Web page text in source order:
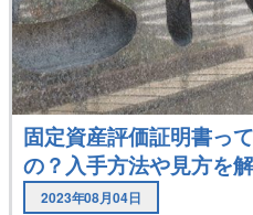
固定資産評価証明書っ
の？入手方法や見方を
2023年08月04日